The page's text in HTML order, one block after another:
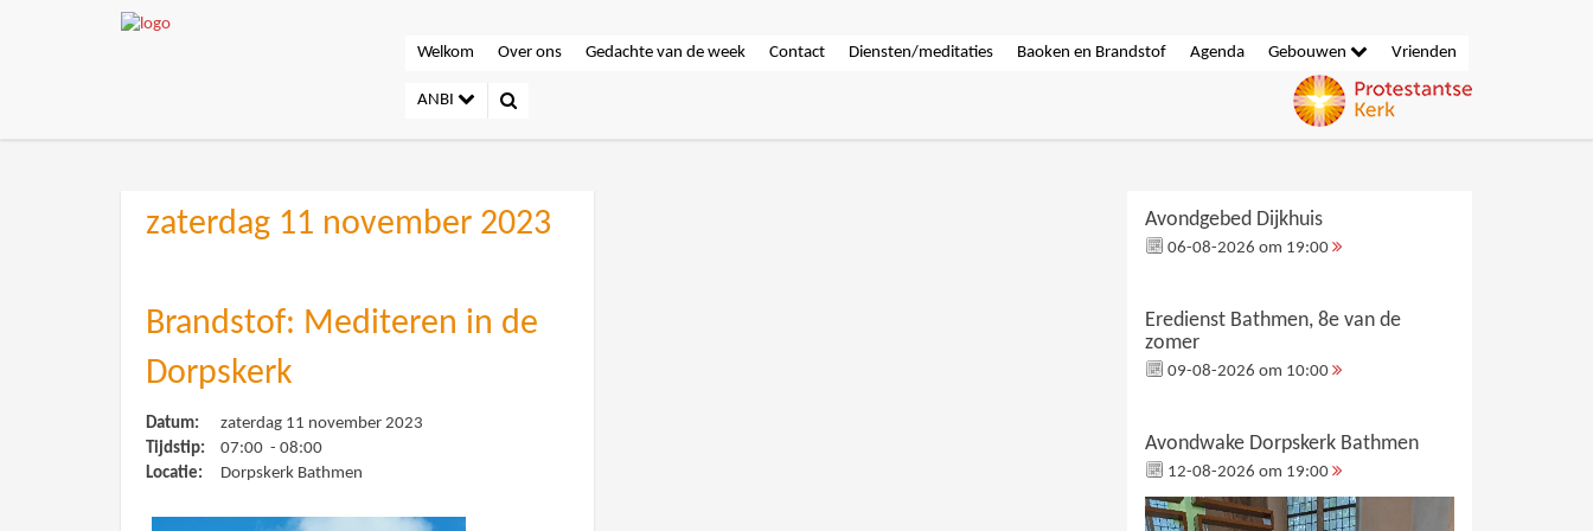
Welkom Over ons Gedachte van de week Contact Diensten/meditaties Baoken en Brandstof Agenda Gebouwen Vrienden
ANBI
zaterdag 11 november 2023
Brandstof: Mediteren in de
Dorpskerk
Datum:
zaterdag 11 november 2023
Tijdstip:
07:00 - 08:00
Locatie:
Dorpskerk Bathmen
Avondgebed Dijkhuis
06-08-2026 om 19:00
Eredienst Bathmen, 8e van de
zomer
09-08-2026 om 10:00
Avondwake Dorpskerk Bathmen
12-08-2026 om 19:00